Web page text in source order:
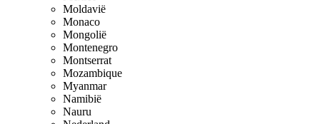
Moldavië
Monaco
Mongolië
Montenegro
Montserrat
Mozambique
Myanmar
Namibië
Nauru